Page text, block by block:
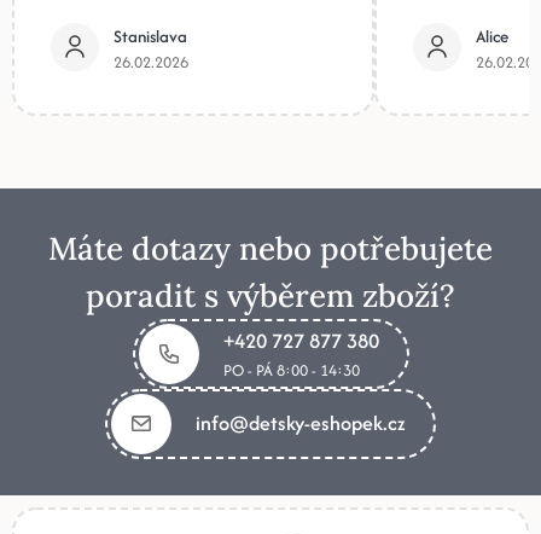
Stanislava
26.02.2026
Alice
Máte dotazy nebo potřebujete
poradit s výběrem zboží?
+420 727 877 380
PO - PÁ 8:00 - 14:30
info@detsky-eshopek.cz